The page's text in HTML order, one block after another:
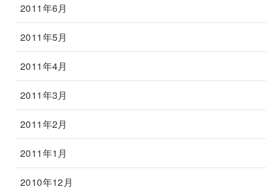
2011年6月
2011年5月
2011年4月
2011年3月
2011年2月
2011年1月
2010年12月